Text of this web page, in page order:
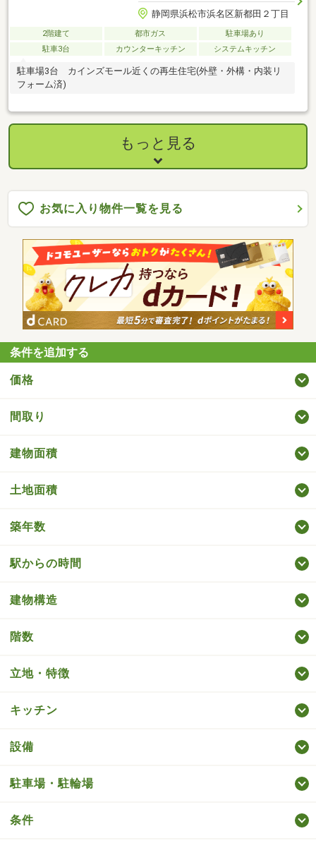
静岡県浜松市浜名区新都田２丁目
2階建て 都市ガス
駐車場あり
駐車3台
カウンターキッチン システムキッチン
駐車場3台 カインズモール近くの再生住宅(外壁・外構・内装リ
フォーム済)
もっと見る
お気に入り物件一覧を見る
条件を追加する
価格
間取り
建物面積
土地面積
築年数
駅からの時間
建物構造
階数
立地・特徴
キッチン
設備
駐車場・駐輪場
条件